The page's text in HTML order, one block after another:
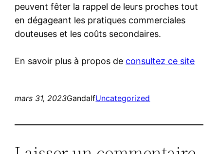
peuvent fêter la rappel de leurs proches tout
en dégageant les pratiques commerciales
douteuses et les coûts secondaires.
En savoir plus à propos de consultez ce site
mars 31, 2023GandalfUncategorized